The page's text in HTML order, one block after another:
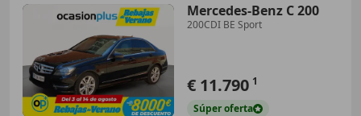
Mercedes-Benz C 200
200CDI BE Sport
€ 11.790 1
Súperoferta